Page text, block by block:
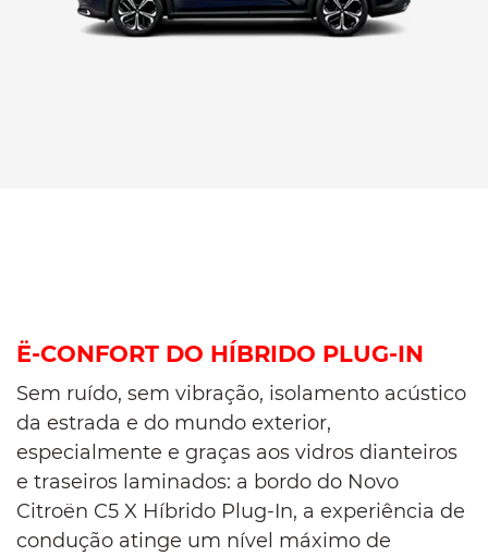
Ë-CONFORT DO HÍBRIDO PLUG-IN
Sem ruído, sem vibração, isolamento acústico
da estrada e do mundo exterior,
especialmente e graças aos vidros dianteiros
e traseiros laminados: a bordo do Novo
Citroën C5 X Híbrido Plug-In, a experiência de
condução atinge um nível máximo de